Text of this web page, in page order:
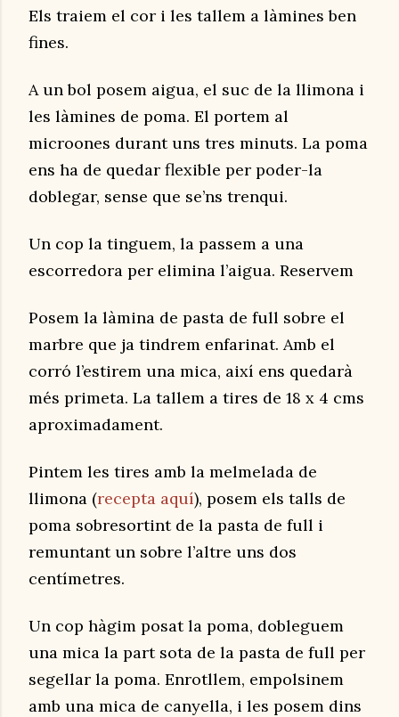
Els traiem el cor i les tallem a làmines ben
fines.
A un bol posem aigua, el suc de la llimona i
les làmines de poma. El portem al
microones durant uns tres minuts. La poma
ens ha de quedar flexible per poder-la
doblegar, sense que se’ns trenqui.
Un cop la tinguem, la passem a una
escorredora per elimina l’aigua. Reservem
Posem la làmina de pasta de full sobre el
marbre que ja tindrem enfarinat. Amb el
corró l’estirem una mica, així ens quedarà
més primeta. La tallem a tires de 18 x 4 cms
aproximadament.
Pintem les tires amb la melmelada de
llimona (recepta aquí), posem els talls de
poma sobresortint de la pasta de full i
remuntant un sobre l’altre uns dos
centímetres.
Un cop hàgim posat la poma, dobleguem
una mica la part sota de la pasta de full per
segellar la poma. Enrotllem, empolsinem
amb una mica de canyella, i les posem dins